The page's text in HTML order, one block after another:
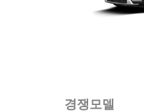
경쟁모델